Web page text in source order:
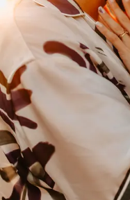
Descubriendo Las Américas
Sesión fotográfica con
Chapko - Tenerife una vez